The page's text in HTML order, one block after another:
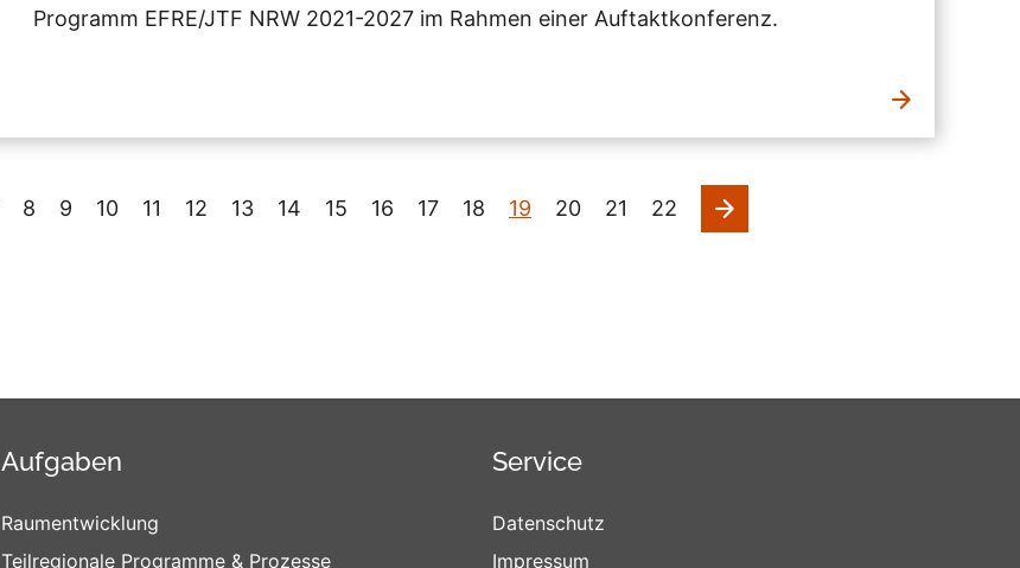
Programm EFRE/JTF NRW 2021-2027 im Rahmen einer Auftaktkonferenz.
8 9 10 11 12 13 14 15 16 17 18 19 20 21 22 nächste
Aufgaben
Raumentwicklung
Teilregionale Programme & Prozesse
Service
Datenschutz
Impressum